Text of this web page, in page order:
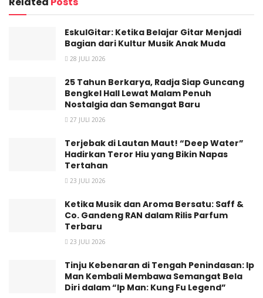
Dalam pandangan HM Entertainment, Nicky Nastiti Karya
EskulGitar: Ketika Belajar Gitar Menjadi
Bagian dari Kultur Musik Anak Muda
28 JULI 2026
25 Tahun Berkarya, Radja Siap Guncang
Bengkel Hall Lewat Malam Penuh
Nostalgia dan Semangat Baru
27 JULI 2026
Terjebak di Lautan Maut! “Deep Water”
Hadirkan Teror Hiu yang Bikin Napas
Tertahan
23 JULI 2026
Ketika Musik dan Aroma Bersatu: Saff &
Co. Gandeng RAN dalam Rilis Parfum
Terbaru
23 JULI 2026
Tinju Kebenaran di Tengah Penindasan: Ip
Man Kembali Membawa Semangat Bela
Diri dalam “Ip Man: Kung Fu Legend”